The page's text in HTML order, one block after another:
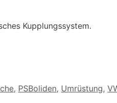
Kupplungssystem.
, PSBoliden, Umrüstung,